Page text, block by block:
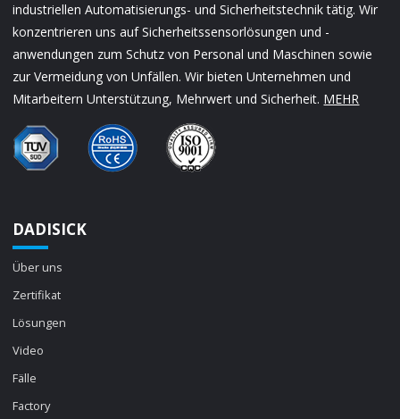
industriellen Automatisierungs- und Sicherheitstechnik tätig. Wir
konzentrieren uns auf Sicherheitssensorlösungen und -
anwendungen zum Schutz von Personal und Maschinen sowie
zur Vermeidung von Unfällen. Wir bieten Unternehmen und
Mitarbeitern Unterstützung, Mehrwert und Sicherheit. MEHR
DADISICK
Über uns
Zertifikat
Lösungen
Video
Fälle
Factory